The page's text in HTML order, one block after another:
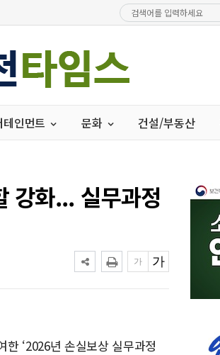
테인먼트 문화 건설/부동산
강화... 실무과정
‘2026년 손실보상 실무과정